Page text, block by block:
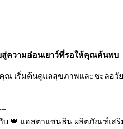
ความอ่อนเยาว์ที่รอให้คุณค้นพบ
คุณ เริ่มต้นดูแลสุขภาพและชะลอ
บ 🍁 แอสตาแซนธิน ผลิตภัณฑ์เ